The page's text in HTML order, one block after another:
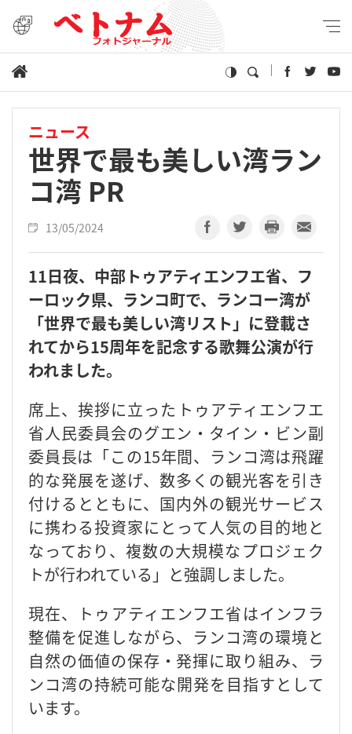
ニュース
世界で最も美しい湾ラン
コ湾 PR
13/05/2024
11日夜、中部トゥアティエンフエ省、フ
ーロック県、ランコ町で、ランコー湾が
「世界で最も美しい湾リスト」に登載さ
れてから15周年を記念する歌舞公演が行
われました。
席上、挨拶に立ったトゥアティエンフエ
省人民委員会のグエン・タイン・ビン副
委員長は「この15年間、ランコ湾は飛躍
的な発展を遂げ、数多くの観光客を引き
付けるとともに、国内外の観光サービス
に携わる投資家にとって人気の目的地と
なっており、複数の大規模なプロジェク
トが行われている」と強調しました。
現在、トゥアティエンフエ省はインフラ
整備を促進しながら、ランコ湾の環境と
自然の価値の保存・発揮に取り組み、ラ
ンコ湾の持続可能な開発を目指すとして
います。